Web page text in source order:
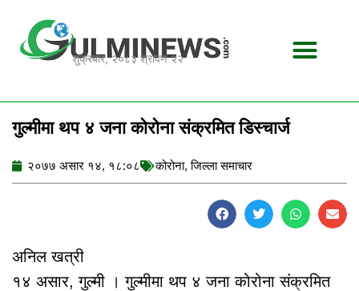
content
शुक्रबार, २०८३ श्रावण २२
गुल्मीमा थप ४ जना कोरोना संक्रमित डिस्चार्ज
२०७७ असार १४, १८:०८ कोरोना,जिल्ला समाचार
अनिल खत्री
१४ असार, गुल्मी । गुल्मीमा थप ४ जना कोरोना संक्रमित